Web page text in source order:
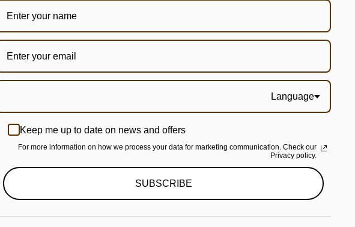
Language
Keep me up to date on news and offers
For more information on how we process your data for marketing communication. Check our
Privacy policy.
SUBSCRIBE